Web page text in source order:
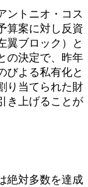
ントニオ・コス
算案に対し反資
翼ブロック）と
の決定で、昨年
びよる私有化と
当てられた財
き上げることが
絶対多数を達成